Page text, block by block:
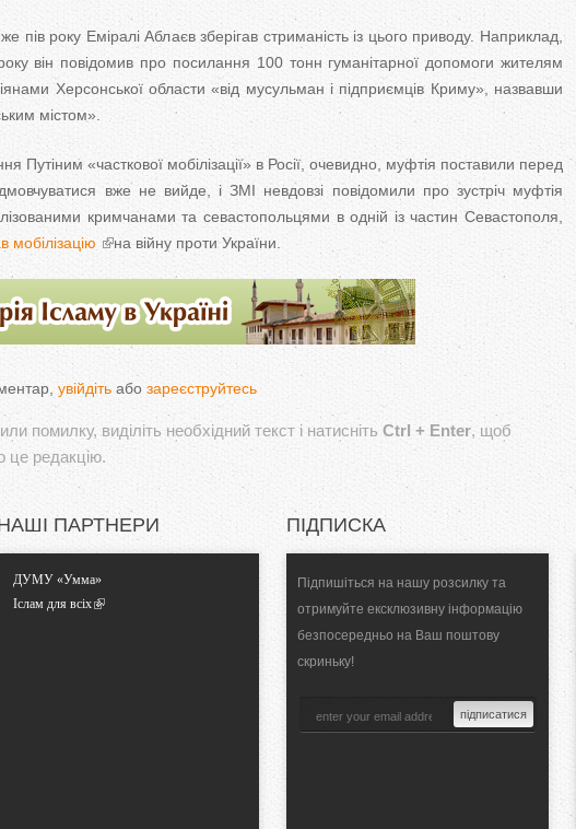
пів року Еміралі Аблаєв зберігав стриманість із цього приводу. Наприклад,
він повідомив про посилання 100 тонн гуманітарної допомоги жителям
Херсонської области «від мусульман і підприємців Криму», назвавши
містом».
Путіним «часткової мобілізації» в Росії, очевидно, муфтія поставили перед
вже не вийде, і ЗМІ невдовзі повідомили про зустріч муфтія
кримчанами та севастопольцями в одній із частин Севастополя,
мобілізацію на війну проти України.
увійдіть або зареєструйтесь
помилку, виділіть необхідний текст і натисніть Ctrl + Enter, щоб
це редакцію.
ПАРТНЕРИ
ДУМУ «Умма»
Іслам для всіх
ПІДПИСКА
Підпишіться на нашу розсилку та
отримуйте ексклюзивну інформацію
безпосередньо на Ваш поштову
скриньку!